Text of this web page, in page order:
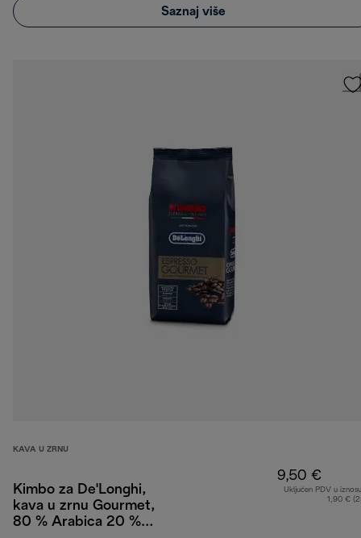
Saznaj više
KAVA U ZRNU
Kimbo za De'Longhi,
kava u zrnu Gourmet,
80 % Arabica 20 %
9,50 €
Uključen PDV u
1,90 €